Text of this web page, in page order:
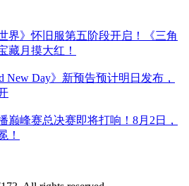
界》怀旧服第五阶段开启！《三角
藏月摸大红！
New Day》新预告预计明日发布，
巅峰赛总决赛即将打响！8月2日，
！